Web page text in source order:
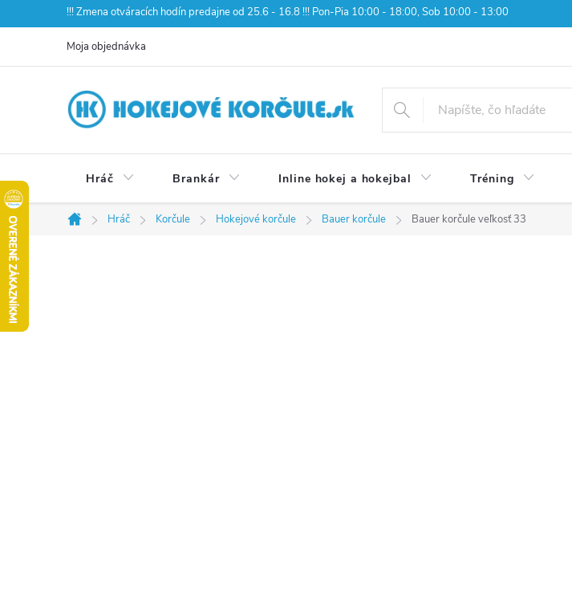
na
!!! Zmena otváracích hodín predajne od 25.6 - 16.8 !!! Pon-Pia 10:00 - 18:00, Sob 10:00 - 13:00
Moja objednávka
Hráč Brankár Inline hokej a hokejbal Tréning
Domov
Hráč Korčule Hokejové korčule Bauer korčule Bauer korčule veľkosť 33